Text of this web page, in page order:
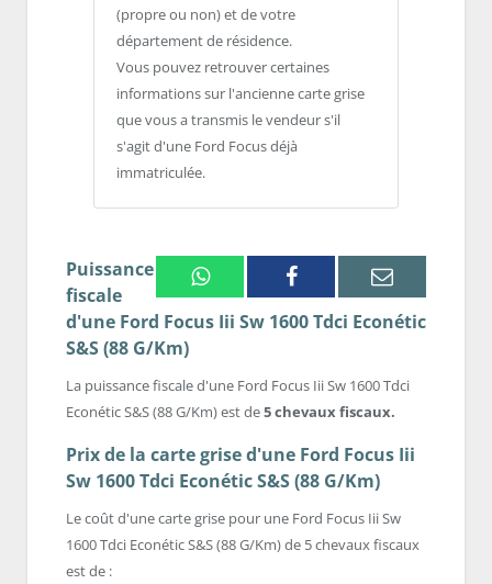
(propre ou non) et de votre
département de résidence.
Vous pouvez retrouver certaines
informations sur l'ancienne carte grise
que vous a transmis le vendeur s'il
s'agit d'une Ford Focus déjà
immatriculée.
WhatsappFacebook Email
Puissance
fiscale
d'une Ford Focus Iii Sw 1600 Tdci Econétic
S&S (88 G/Km)
La puissance fiscale d'une Ford Focus Iii Sw 1600 Tdci
Econétic S&S (88 G/Km) est de5 chevaux fiscaux.
Prix de la carte grise d'une Ford Focus Iii
Sw 1600 Tdci Econétic S&S (88 G/Km)
Le coût d'une carte grise pour une Ford Focus Iii Sw
1600 Tdci Econétic S&S (88 G/Km) de 5 chevaux fiscaux
est de :